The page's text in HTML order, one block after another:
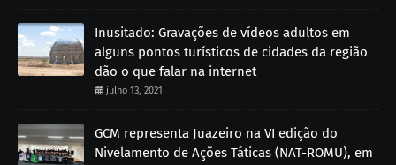
Inusitado: Gravações de vídeos adultos em
alguns pontos turísticos de cidades da região
dão o que falar na internet
julho 13, 2021
GCM representa Juazeiro na VI edição do
Nivelamento de Ações Táticas (NAT-ROMU), em